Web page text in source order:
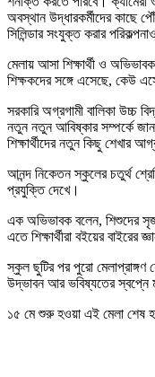
অবস্থান উদ্ধারকর্মীদের কাছে
সিলিন্ডার সংযুক্ত করার
মেলায় আসা শিক্ষার্থী ও
শিক্ষকদের সঙ্গে এসেছে, কেউ
সরকারি অগ্রগামী বালিকা উচ্চ
নতুন নতুন আবিষ্কার সম্পর্কে
শিক্ষার্থীদের নতুন কিছু শেখার
আনন্দ নিকেতন স্কুলের চতুর্থ
প্রযুক্তি দেখে।
এক অভিভাবক বলেন, শিশুদের
এতে শিক্ষার্থীরা বইয়ের বাইরের
স্কুল ছুটির পর পুরো মেলাপ্রাঙ্গণ
উদ্ভাবন আর ভবিষ্যতের
১৫ মে শুরু হওয়া এই মেলা শেষ